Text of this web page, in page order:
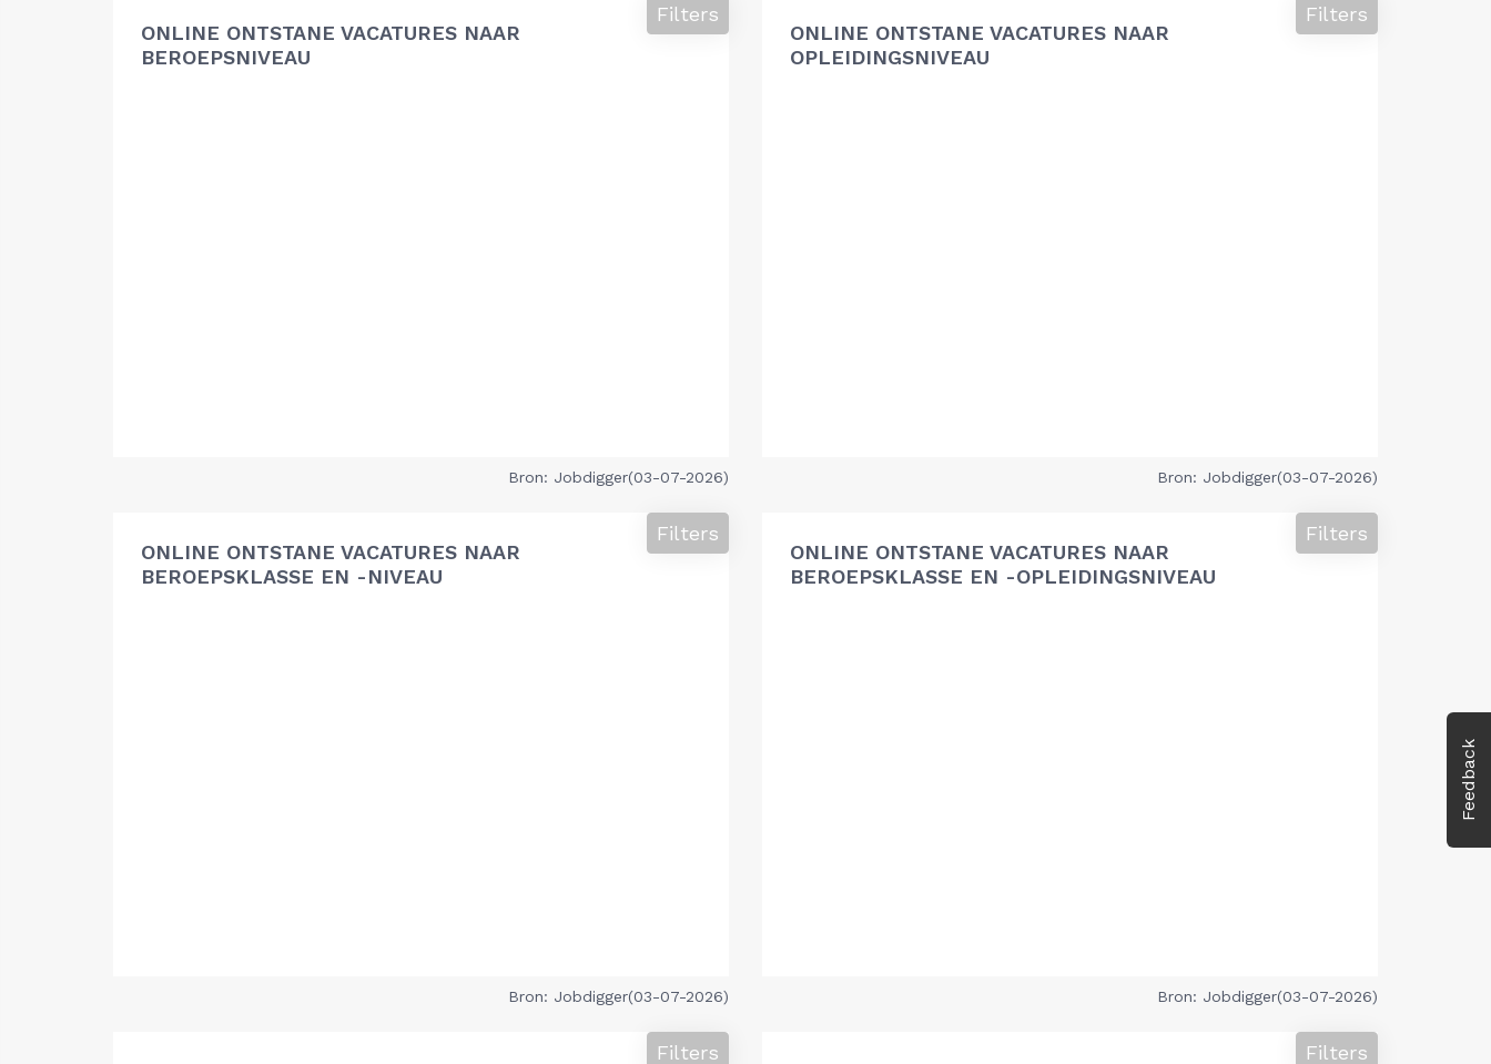
Feedback
ONLINE ONTSTANE VACATURES NAAR
BEROEPSNIVEAU
Filters
Bron: Jobdigger(03-07-2026)
ONLINE ONTSTANE VACATURES NAAR
OPLEIDINGSNIVEAU
Filters
Bron: Jobdigger(03-07-2026)
ONLINE ONTSTANE VACATURES NAAR
BEROEPSKLASSE EN -NIVEAU
Filters
Bron: Jobdigger(03-07-2026)
ONLINE ONTSTANE VACATURES NAAR
BEROEPSKLASSE EN -OPLEIDINGSNIVEAU
Filters
Bron: Jobdigger(03-07-2026)
Filters Filters